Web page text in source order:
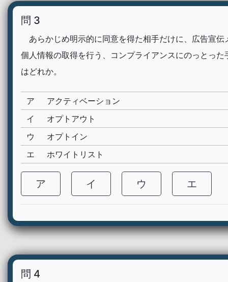
問 3
あらかじめ明示的に同意を得た相手だけに、広告宣伝
個人情報の取得を行う、コンプライアンスにのっとった
はどれか。
ア
アクティベーション
イ
オプトアウト
ウ
オプトイン
エ
ホワイトリスト
ア イ ウ エ
問 4